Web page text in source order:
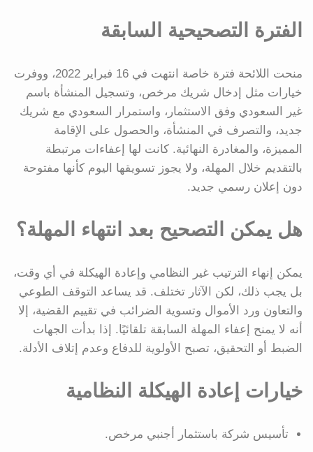
الفترة التصحيحية السابقة
منحت اللائحة فترة خاصة انتهت في 16 فبراير 2022، ووفرت
خيارات مثل إدخال شريك مرخص، وتسجيل المنشأة باسم
غير السعودي وفق الاستثمار، واستمرار السعودي مع شريك
جديد، والتصرف في المنشأة، والحصول على الإقامة
المميزة، والمغادرة النهائية. كانت لها إعفاءات مرتبطة
بالتقديم خلال المهلة، ولا يجوز تسويقها اليوم كأنها مفتوحة
دون إعلان رسمي جديد.
هل يمكن التصحيح بعد انتهاء المهلة؟
يمكن إنهاء الترتيب غير النظامي وإعادة الهيكلة في أي وقت،
بل يجب ذلك، لكن الآثار تختلف. قد يساعد التوقف الطوعي
والتعاون ورد الأموال وتسوية الضرائب في تقييم القضية، إلا
أنه لا يمنح إعفاء المهلة السابقة تلقائيًا. إذا بدأت الجهات
الضبط أو التحقيق، تصبح الأولوية للدفاع وعدم إتلاف الأدلة.
خيارات إعادة الهيكلة النظامية
تأسيس شركة باستثمار أجنبي مرخص.